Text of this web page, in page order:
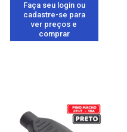
Faça seu login ou
cadastre-se para
ver preços e
comprar